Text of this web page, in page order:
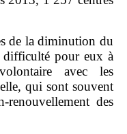
de la diminution du
difficulté pour eux à
avec les
qui sont souvent
des